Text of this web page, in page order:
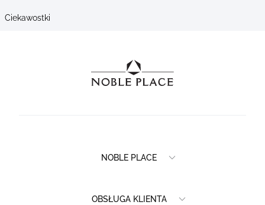
Ciekawostki
NOBLE PLACE
OBSŁUGA KLIENTA